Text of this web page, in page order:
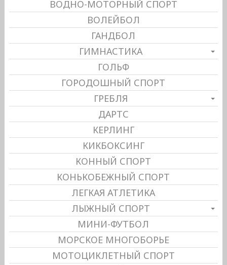
ВОДНО-МОТОРНЫЙ СПОРТ
ВОЛЕЙБОЛ
ГАНДБОЛ
ГИМНАСТИКА
ГОЛЬФ
ГОРОДОШНЫЙ СПОРТ
ГРЕБЛЯ
ДАРТС
КЕРЛИНГ
КИКБОКСИНГ
КОННЫЙ СПОРТ
КОНЬКОБЕЖНЫЙ СПОРТ
ЛЕГКАЯ АТЛЕТИКА
ЛЫЖНЫЙ СПОРТ
МИНИ-ФУТБОЛ
МОРСКОЕ МНОГОБОРЬЕ
МОТОЦИКЛЕТНЫЙ СПОРТ